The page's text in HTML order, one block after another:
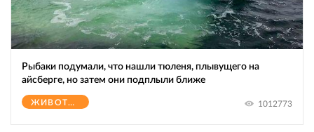
Рыбаки подумали, что нашли тюленя, плывущего на
айсберге, но затем они подплыли ближе
ЖИВОТНЫЕ 1012773